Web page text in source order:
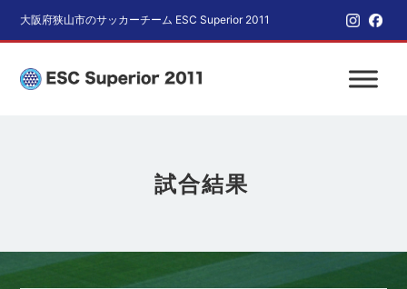
大阪府狭山市のサッカーチーム ESC Superior 2011
試合結果